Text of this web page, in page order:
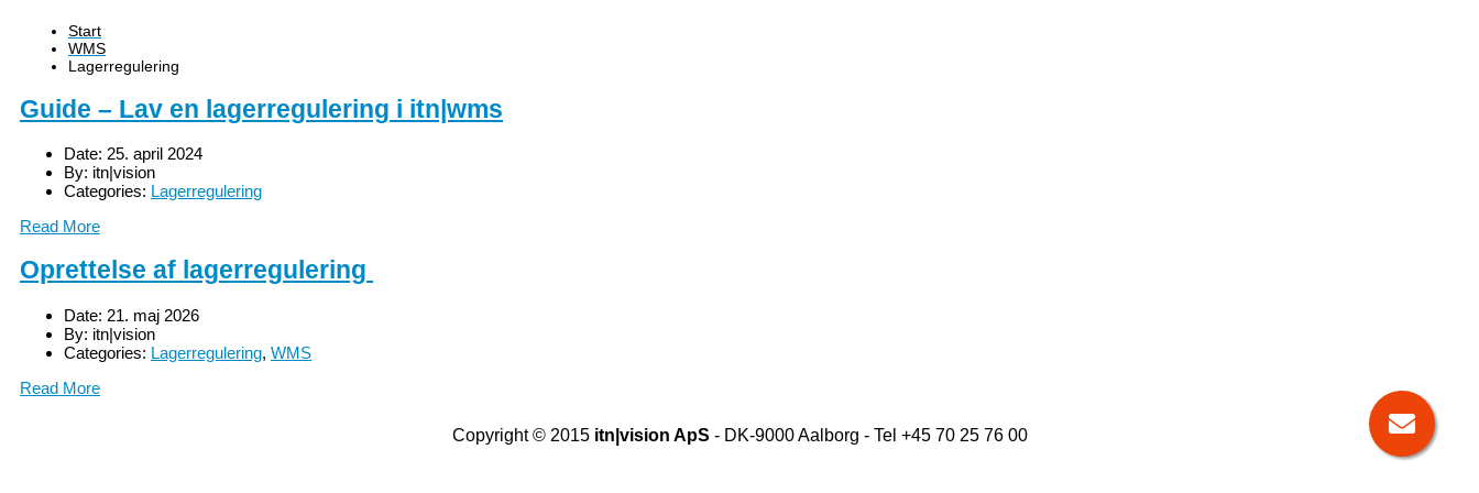
Start
WMS
Lagerregulering
Guide – Lav en lagerregulering i itn|wms
Date: 25. april 2024
By: itn|vision
Categories: Lagerregulering
Read More
Oprettelse af lagerregulering
Date: 21. maj 2026
By: itn|vision
Categories: Lagerregulering, WMS
Read More
Copyright © 2015 itn|vision ApS - DK-9000 Aalborg - Tel +45 70 25 76 00